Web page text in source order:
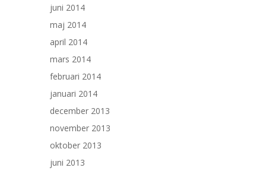
juni 2014
maj 2014
april 2014
mars 2014
februari 2014
januari 2014
december 2013
november 2013
oktober 2013
juni 2013